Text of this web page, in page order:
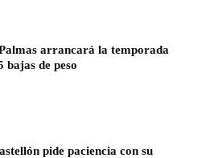
arrancará la temporada
bajas de peso
pide paciencia con su